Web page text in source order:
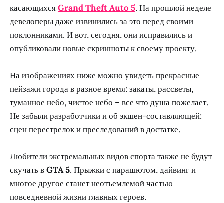
касающихсяGrand Theft Auto 5. На прошлой неделе
девелоперы даже извинились за это перед своими
поклонниками. И вот, сегодня, они исправились и
опубликовали новые скриншоты к своему проекту.
На изображениях ниже можно увидеть прекрасные
пейзажи города в разное время: закаты, рассветы,
туманное небо, чистое небо – все что душа пожелает.
Не забыли разработчики и об экшен-составляющей:
сцен перестрелок и преследований в достатке.
Любители экстремальных видов спорта также не будут
скучать вGTA 5. Прыжки с парашютом, дайвинг и
многое другое станет неотъемлемой частью
повседневной жизни главных героев.